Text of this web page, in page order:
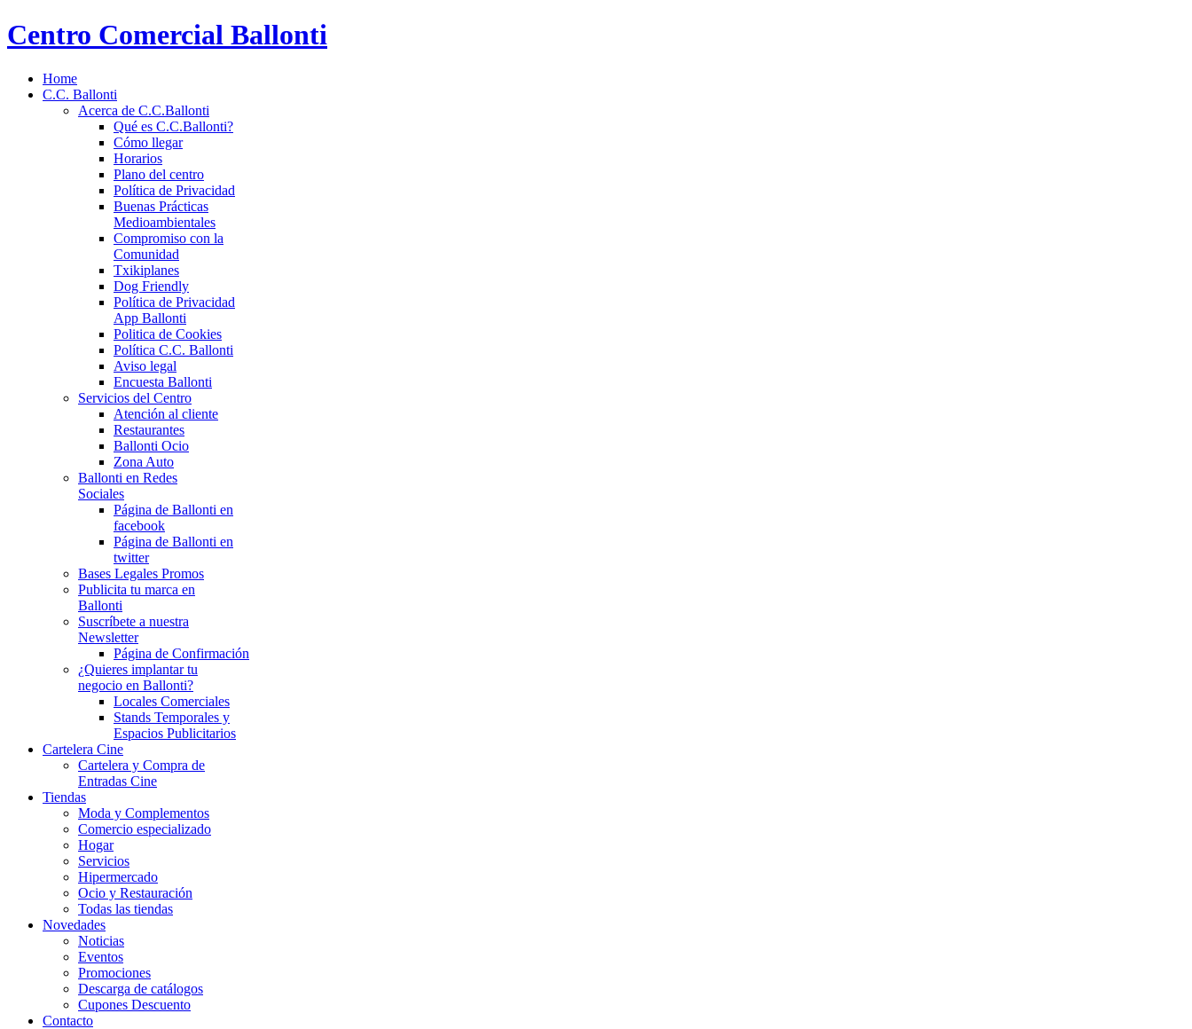
Centro Comercial Ballonti
Home
C.C. Ballonti
Acerca de C.C.Ballonti
Qué es C.C.Ballonti?
Cómo llegar
Horarios
Plano del centro
Política de Privacidad
Buenas Prácticas
Medioambientales
Compromiso con la
Comunidad
Txikiplanes
Dog Friendly
Política de Privacidad
App Ballonti
Politica de Cookies
Política C.C. Ballonti
Aviso legal
Encuesta Ballonti
Servicios del Centro
Atención al cliente
Restaurantes
Ballonti Ocio
Zona Auto
Ballonti en Redes
Sociales
Página de Ballonti en
facebook
Página de Ballonti en
twitter
Bases Legales Promos
Publicita tu marca en
Ballonti
Suscríbete a nuestra
Newsletter
Página de Confirmación
¿Quieres implantar tu
negocio en Ballonti?
Locales Comerciales
Stands Temporales y
Espacios Publicitarios
Cartelera Cine
Cartelera y Compra de
Entradas Cine
Tiendas
Moda y Complementos
Comercio especializado
Hogar
Servicios
Hipermercado
Ocio y Restauración
Todas las tiendas
Novedades
Noticias
Eventos
Promociones
Descarga de catálogos
Cupones Descuento
Contacto